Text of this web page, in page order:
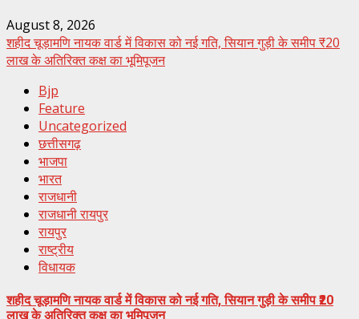
August 8, 2026
शहीद चूड़ामणि नायक वार्ड में विकास को नई गति, सियान गुड़ी के समीप ₹20
लाख के अतिरिक्त कक्ष का भूमिपूजन
Bjp
Feature
Uncategorized
छत्तीसगढ़
भाजपा
भारत
राजधानी
राजधानी रायपुर
रायपुर
राष्ट्रीय
विधायक
शहीद चूड़ामणि नायक वार्ड में विकास को नई गति, सियान गुड़ी के समीप ₹20
लाख के अतिरिक्त कक्ष का भूमिपूजन